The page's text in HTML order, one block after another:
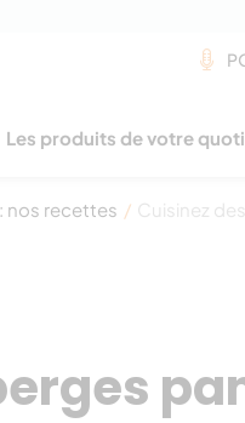
Les produits de votre
nos recettes / Cuisinez